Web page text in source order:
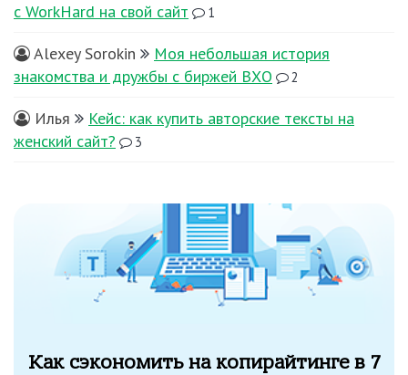
с WorkHard на свой сайт
1
Alexey Sorokin
Моя небольшая история
знакомства и дружбы с биржей ВХО
2
Илья
Кейс: как купить авторские тексты на
женский сайт?
3
Как сэкономить на копирайтинге в 7